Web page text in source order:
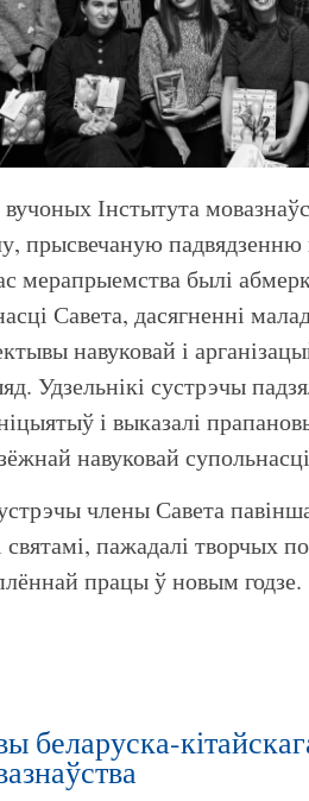
Інстытута
прысвечаную
мерапрыемства былі
Савета, дасягненні
навуковай і
Удзельнікі сустрэчы
і выказалі
навуковай
члены Савета
пажадалі творчых
працы ў новым годзе.
беларуска-